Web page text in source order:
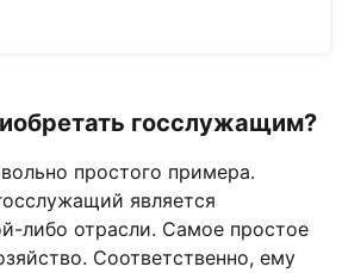
госслужащим?
простого примера.
является
либо отрасли. Самое простое
Соответственно, ему